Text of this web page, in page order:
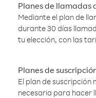
Planes de llamadas
Mediante el plan de
durante 30 días
tu elección, con las
Planes de
El plan de suscripción
necesaria para hacer